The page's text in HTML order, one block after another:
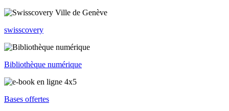
swisscovery
Bibliothèque numérique
Bases offertes